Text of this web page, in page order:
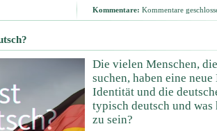
Kommentare: Kommentare
Die vielen Menschen,
suchen, haben eine
Identität und die
typisch deutsch und
zu sein?